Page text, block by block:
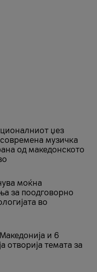
џез
музичка
од македонското
моќна
за поодговорно
во
и 6
отворија темата за